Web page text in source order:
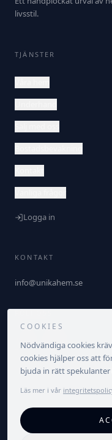
livsstil.
TJÄNSTER
Logga in
KONTAKT
info@unikahem.se
COOKIES
Nödvändiga cookies
cookies hjälper oss att
bjuda in rätt spekulanter
Läs mer i vår